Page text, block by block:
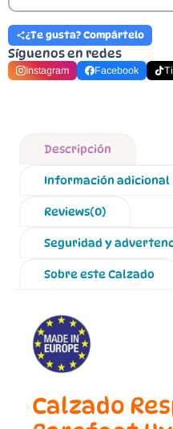
¿Te gusta? Compártelo
Síguenos en redes
Instagram Facebook
Descripción
Información adicional
Reviews(0)
Seguridad y
Sobre este Calzado
Calzado